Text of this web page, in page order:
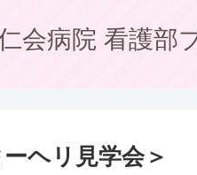
会病院 看護部
ヘリ見学会＞